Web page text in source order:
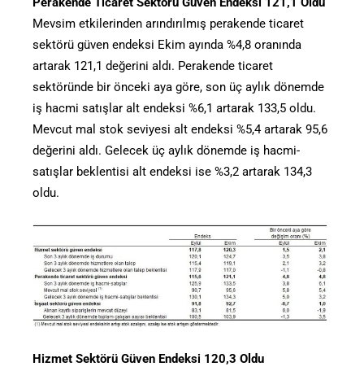
Mevsim etkilerinden arındırılmış perakende ticaret
sektörü güven endeksi Ekim ayında %4,8 oranında
artarak 121,1 değerini aldı. Perakende ticaret
sektöründe bir önceki aya göre, son üç aylık dönemde
iş hacmi satışlar alt endeksi %6,1 artarak 133,5 oldu.
Mevcut mal stok seviyesi alt endeksi %5,4 artarak 95,6
değerini aldı. Gelecek üç aylık dönemde iş hacmi-
satışlar beklentisi alt endeksi ise %3,2 artarak 134,3
oldu.
Hizmet Sektörü Güven Endeksi 120,3 Oldu